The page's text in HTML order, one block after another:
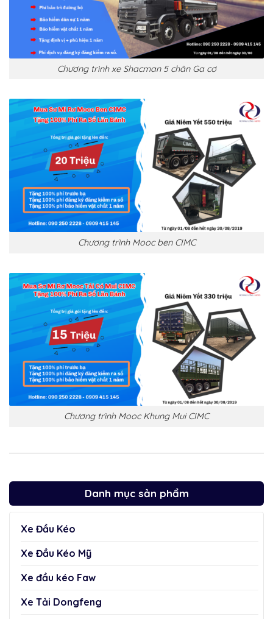
Danh mục sản phẩm
Xe Đầu Kéo
Xe Đầu Kéo Mỹ
Xe đầu kéo Faw
Xe Tải Dongfeng
Chương trình xe Shacman 5 chân Ga cơ
Chương trình Mooc ben CIMC
Chương trình Mooc Khung Mui CIMC